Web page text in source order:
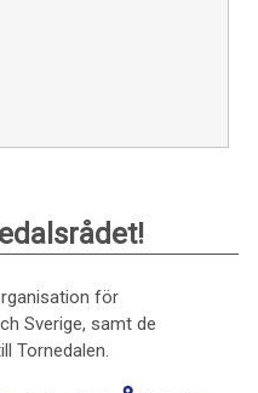
för
Sverige, samt de
Tornedalen.